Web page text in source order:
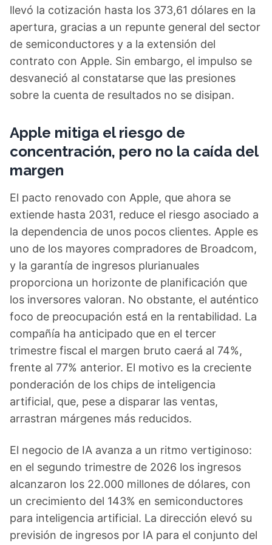
llevó la cotización hasta los 373,61 dólares en la
apertura, gracias a un repunte general del sector
de semiconductores y a la extensión del
contrato con Apple. Sin embargo, el impulso se
desvaneció al constatarse que las presiones
sobre la cuenta de resultados no se disipan.
Apple mitiga el riesgo de
concentración, pero no la caída del
margen
El pacto renovado con Apple, que ahora se
extiende hasta 2031, reduce el riesgo asociado a
la dependencia de unos pocos clientes. Apple es
uno de los mayores compradores de Broadcom,
y la garantía de ingresos plurianuales
proporciona un horizonte de planificación que
los inversores valoran. No obstante, el auténtico
foco de preocupación está en la rentabilidad. La
compañía ha anticipado que en el tercer
trimestre fiscal el margen bruto caerá al 74%,
frente al 77% anterior. El motivo es la creciente
ponderación de los chips de inteligencia
artificial, que, pese a disparar las ventas,
arrastran márgenes más reducidos.
El negocio de IA avanza a un ritmo vertiginoso:
en el segundo trimestre de 2026 los ingresos
alcanzaron los 22.000 millones de dólares, con
un crecimiento del 143% en semiconductores
para inteligencia artificial. La dirección elevó su
previsión de ingresos por IA para el conjunto del